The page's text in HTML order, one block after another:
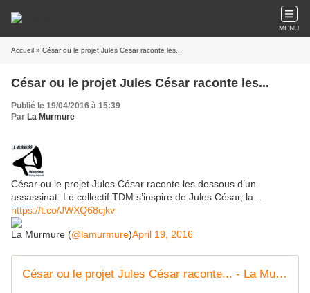
MENU
Accueil » César ou le projet Jules César raconte les...
César ou le projet Jules César raconte les...
Publié le 19/04/2016 à 15:39
Par La Murmure
César ou le projet Jules César raconte les dessous d’un
assassinat. Le collectif TDM s’inspire de Jules César, la...
https://t.co/JWXQ68cjkv
La Murmure (@lamurmure)April 19, 2016
César ou le projet Jules César raconte... - La Murmure Webzine des Groupes de Normandie | Facebook